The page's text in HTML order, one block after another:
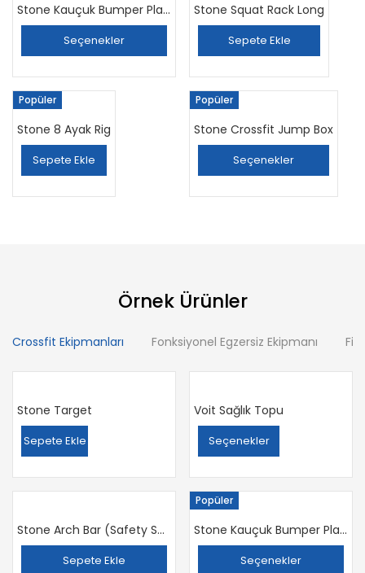
Stone Kauçuk Bumper Plaka (Flanş)
Seçenekler
Stone Squat Rack Long
Sepete Ekle
Popüler
Stone 8 Ayak Rig
Sepete Ekle
Popüler
Stone Crossfit Jump Box
Seçenekler
Örnek Ürünler
Crossfit Ekipmanları Fonksiyonel Egzersiz Ekipmanı
Stone Target
Sepete Ekle
Voit Sağlık Topu
Seçenekler
Stone Arch Bar (Safety Squat Bar)
Sepete Ekle
Popüler
Stone Kauçuk Bumper Plaka (Flanş)
Seçenekler